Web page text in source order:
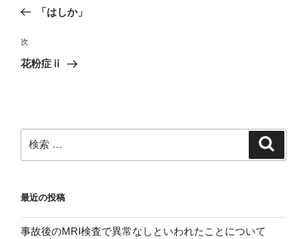
ビ
ゲ
ン
去
投
稿
「はしか」
次
の
次
花粉症ⅱ
検
索:
最近の投稿
事故後のMRI検査で異常なしといわれたことについて